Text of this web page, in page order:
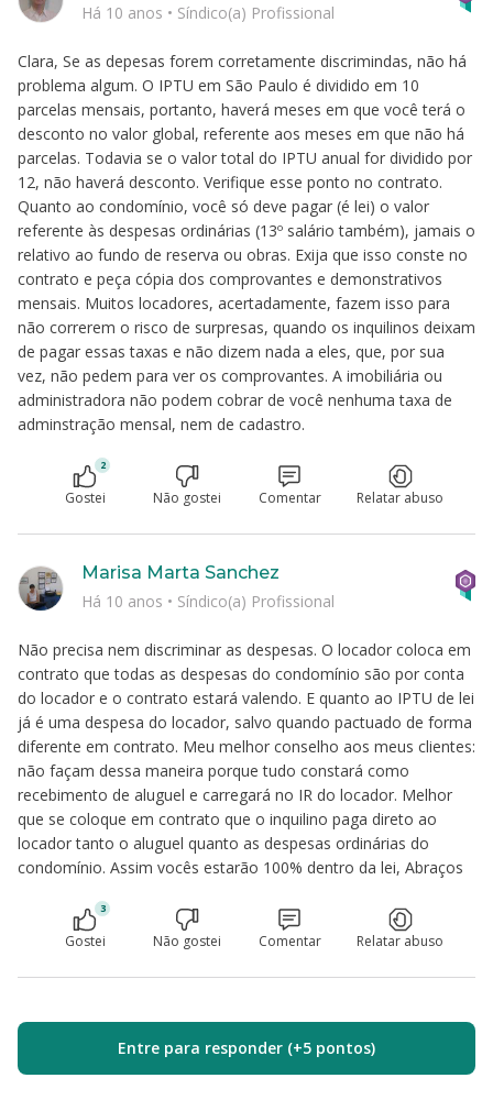
Clara, Se as depesas forem corretamente discrimindas, não há
problema algum. O IPTU em São Paulo é dividido em 10
parcelas mensais, portanto, haverá meses em que você terá o
desconto no valor global, referente aos meses em que não há
parcelas. Todavia se o valor total do IPTU anual for dividido por
12, não haverá desconto. Verifique esse ponto no contrato.
Quanto ao condomínio, você só deve pagar (é lei) o valor
referente às despesas ordinárias (13º salário também), jamais o
relativo ao fundo de reserva ou obras. Exija que isso conste no
contrato e peça cópia dos comprovantes e demonstrativos
mensais. Muitos locadores, acertadamente, fazem isso para
não correrem o risco de surpresas, quando os inquilinos deixam
de pagar essas taxas e não dizem nada a eles, que, por sua
vez, não pedem para ver os comprovantes. A imobiliária ou
administradora não podem cobrar de você nenhuma taxa de
adminstração mensal, nem de cadastro.
Há 10 anos • Síndico(a) Profissional
2
Gostei Não gostei Comentar Relatar abuso
Não precisa nem discriminar as despesas. O locador coloca em
contrato que todas as despesas do condomínio são por conta
do locador e o contrato estará valendo. E quanto ao IPTU de lei
já é uma despesa do locador, salvo quando pactuado de forma
diferente em contrato. Meu melhor conselho aos meus clientes:
não façam dessa maneira porque tudo constará como
recebimento de aluguel e carregará no IR do locador. Melhor
que se coloque em contrato que o inquilino paga direto ao
locador tanto o aluguel quanto as despesas ordinárias do
condomínio. Assim vocês estarão 100% dentro da lei, Abraços
Marisa Marta Sanchez
Há 10 anos • Síndico(a) Profissional
3
Gostei Não gostei Comentar Relatar abuso
Entre para responder (+5 pontos)